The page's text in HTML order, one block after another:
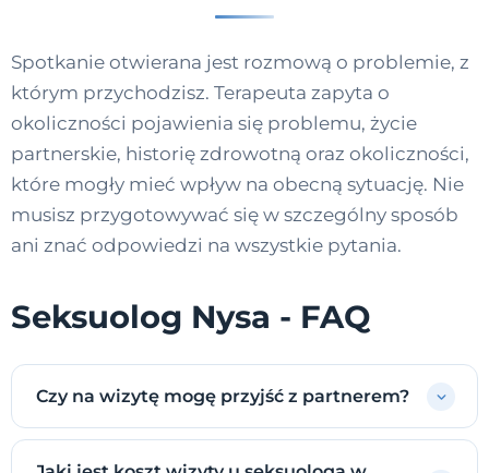
Spotkanie otwierana jest rozmową o problemie, z
którym przychodzisz. Terapeuta zapyta o
okoliczności pojawienia się problemu, życie
partnerskie, historię zdrowotną oraz okoliczności,
które mogły mieć wpływ na obecną sytuację. Nie
musisz przygotowywać się w szczególny sposób
ani znać odpowiedzi na wszystkie pytania.
Seksuolog Nysa - FAQ
Czy na wizytę mogę przyjść z partnerem?